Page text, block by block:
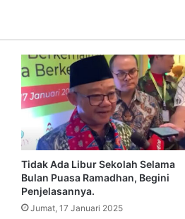
Tidak Ada Libur Sekolah Selama
Bulan Puasa Ramadhan, Begini
Penjelasannya.
Jumat, 17 Januari 2025